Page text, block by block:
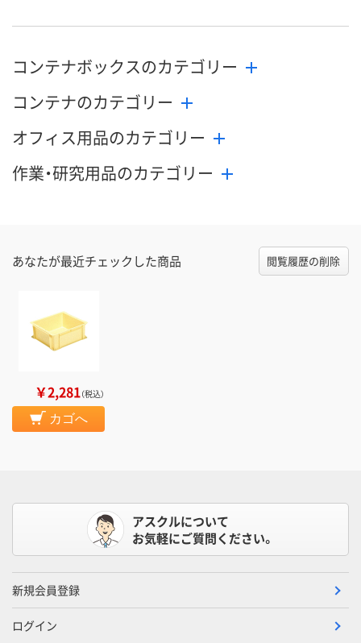
コンテナボックスのカテゴリー
コンテナのカテゴリー
オフィス用品のカテゴリー
作業・研究用品のカテゴリー
あなたが最近チェックした商品 閲覧履歴の削除
￥2,281（税込）
カゴへ
アスクルについて
お気軽にご質問ください。
新規会員登録
ログイン